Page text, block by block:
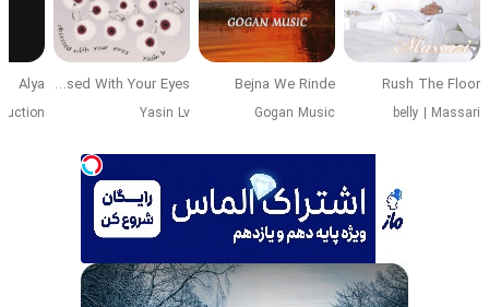
Rush The Floor
belly | Massari
Bejna We Rinde
Gogan Music
Obsessed With Your Eyes
Yasin Lv
Alya